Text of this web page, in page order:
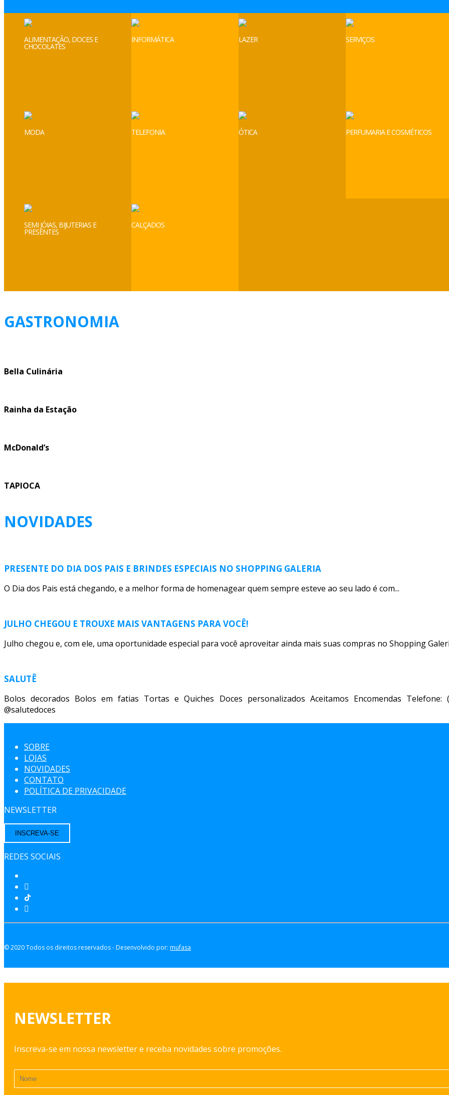
ALIMENTAÇÃO, DOCES E
CHOCOLATES
INFORMÁTICA LAZER SERVIÇOS
MODA TELEFONIA ÓTICA PERFUMARIA E COSMÉTICOS
SEMI JÓIAS, BIJUTERIAS E
PRESENTES
CALÇADOS
GASTRONOMIA
Bella Culinária
Rainha da Estação
McDonald’s
TAPIOCA
NOVIDADES
PRESENTE DO DIA DOS PAIS E BRINDES ESPECIAIS NO SHOPPING GALERIA
O Dia dos Pais está chegando, e a melhor forma de homenagear quem sempre esteve ao seu lado é com...
JULHO CHEGOU E TROUXE MAIS VANTAGENS PARA VOCÊ!
Julho chegou e, com ele, uma oportunidade especial para você aproveitar ainda mais suas compras no Shopping
SALUTÊ
Bolos decorados Bolos em fatias Tortas e Quiches Doces personalizados Aceitamos Encomendas Telefone:
@salutedoces
SOBRE
LOJAS
NOVIDADES
CONTATO
POLÍTICA DE PRIVACIDADE
NEWSLETTER
INSCREVA-SE
REDES SOCIAIS
© 2020 Todos os direitos reservados - Desenvolvido por: mufasa
NEWSLETTER
Inscreva-se em nossa newsletter e receba novidades sobre promoções.